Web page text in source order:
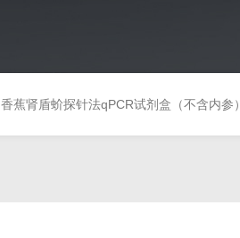
香蕉肾盾蚧探针法qPCR试剂盒（不含内参）